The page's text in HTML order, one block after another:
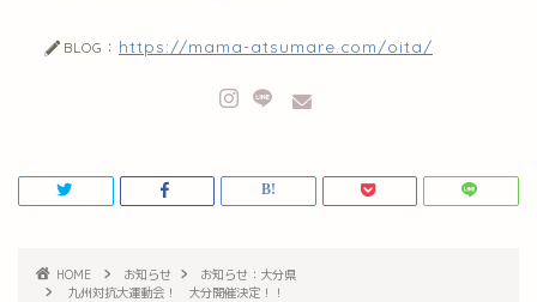
BLOG： https://mama-atsumare.com/oita/
HOME お知らせ
お知らせ：大分県
九州対抗大運動会！ 大分開催決定！！